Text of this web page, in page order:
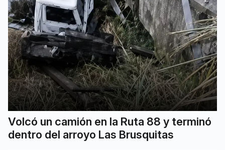
Volcó un camión en la Ruta 88 y terminó
dentro del arroyo Las Brusquitas